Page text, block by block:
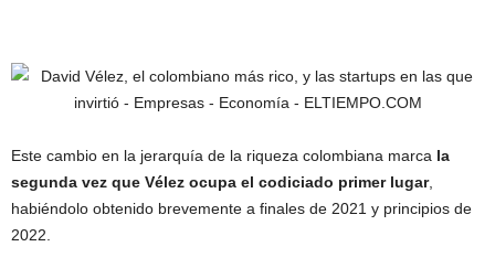
Este cambio en la jerarquía de la riqueza colombiana marca la
segunda vez que Vélez ocupa el codiciado primer lugar,
habiéndolo obtenido brevemente a finales de 2021 y principios de
2022.